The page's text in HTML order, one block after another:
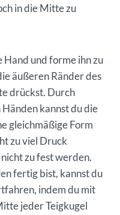
in die Mitte zu
Hand und forme ihn zu
äußeren Ränder des
drückst. Durch
kannst du die
gleichmäßige Form
zu viel Druck
zu fest werden.
fertig bist, kannst du
indem du mit
jeder Teigkugel